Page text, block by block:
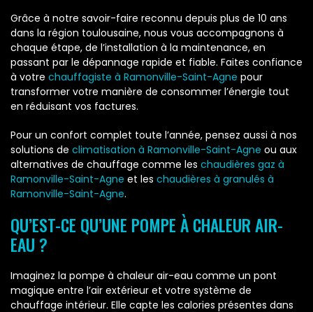
Grâce à notre savoir-faire reconnu depuis plus de 10 ans
dans la région toulousaine, nous vous accompagnons à
chaque étape, de l’installation à la maintenance, en
passant par le dépannage rapide et fiable. Faites confiance
à votre chauffagiste à Ramonville-Saint-Agne pour
transformer votre manière de consommer l’énergie tout
en réduisant vos factures.
Pour un confort complet toute l’année, pensez aussi à nos
solutions de climatisation à Ramonville-Saint-Agne ou aux
alternatives de chauffage comme les chaudières gaz à
Ramonville-Saint-Agne et les chaudières à granulés à
Ramonville-Saint-Agne.
QU’EST-CE QU’UNE POMPE À CHALEUR AIR-
EAU ?
Imaginez la pompe à chaleur air-eau comme un pont
magique entre l’air extérieur et votre système de
chauffage intérieur. Elle capte les calories présentes dans